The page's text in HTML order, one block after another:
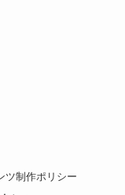
ツ制作ポリシー